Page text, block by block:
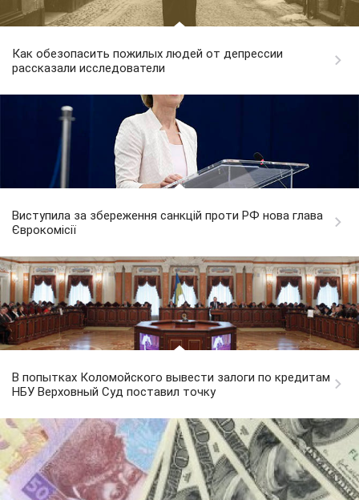
Как обезопасить пожилых людей от депрессии
рассказали исследователи
Виступила за збереження санкцій проти РФ нова глава
Єврокомісії
В попытках Коломойского вывести залоги по кредитам
НБУ Верховный Суд поставил точку